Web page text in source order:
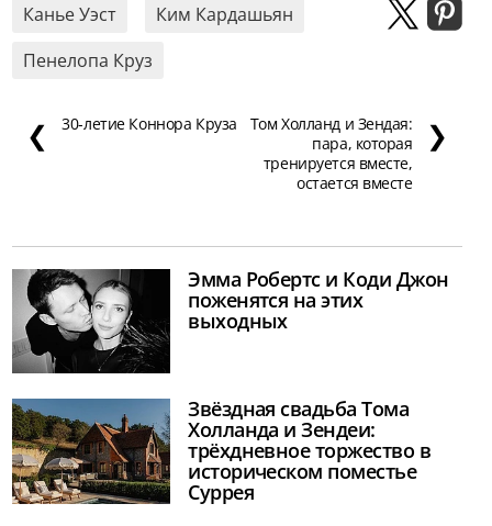
Канье Уэст
Ким Кардашьян
Пенелопа Круз
❮ 30-летие Коннора Круза
Том Холланд и Зендая:
пара, которая
тренируется вместе,
остается вместе
❯
Эмма Робертс и Коди Джон
поженятся на этих
выходных
Звёздная свадьба Тома
Холланда и Зендеи:
трёхдневное торжество в
историческом поместье
Суррея